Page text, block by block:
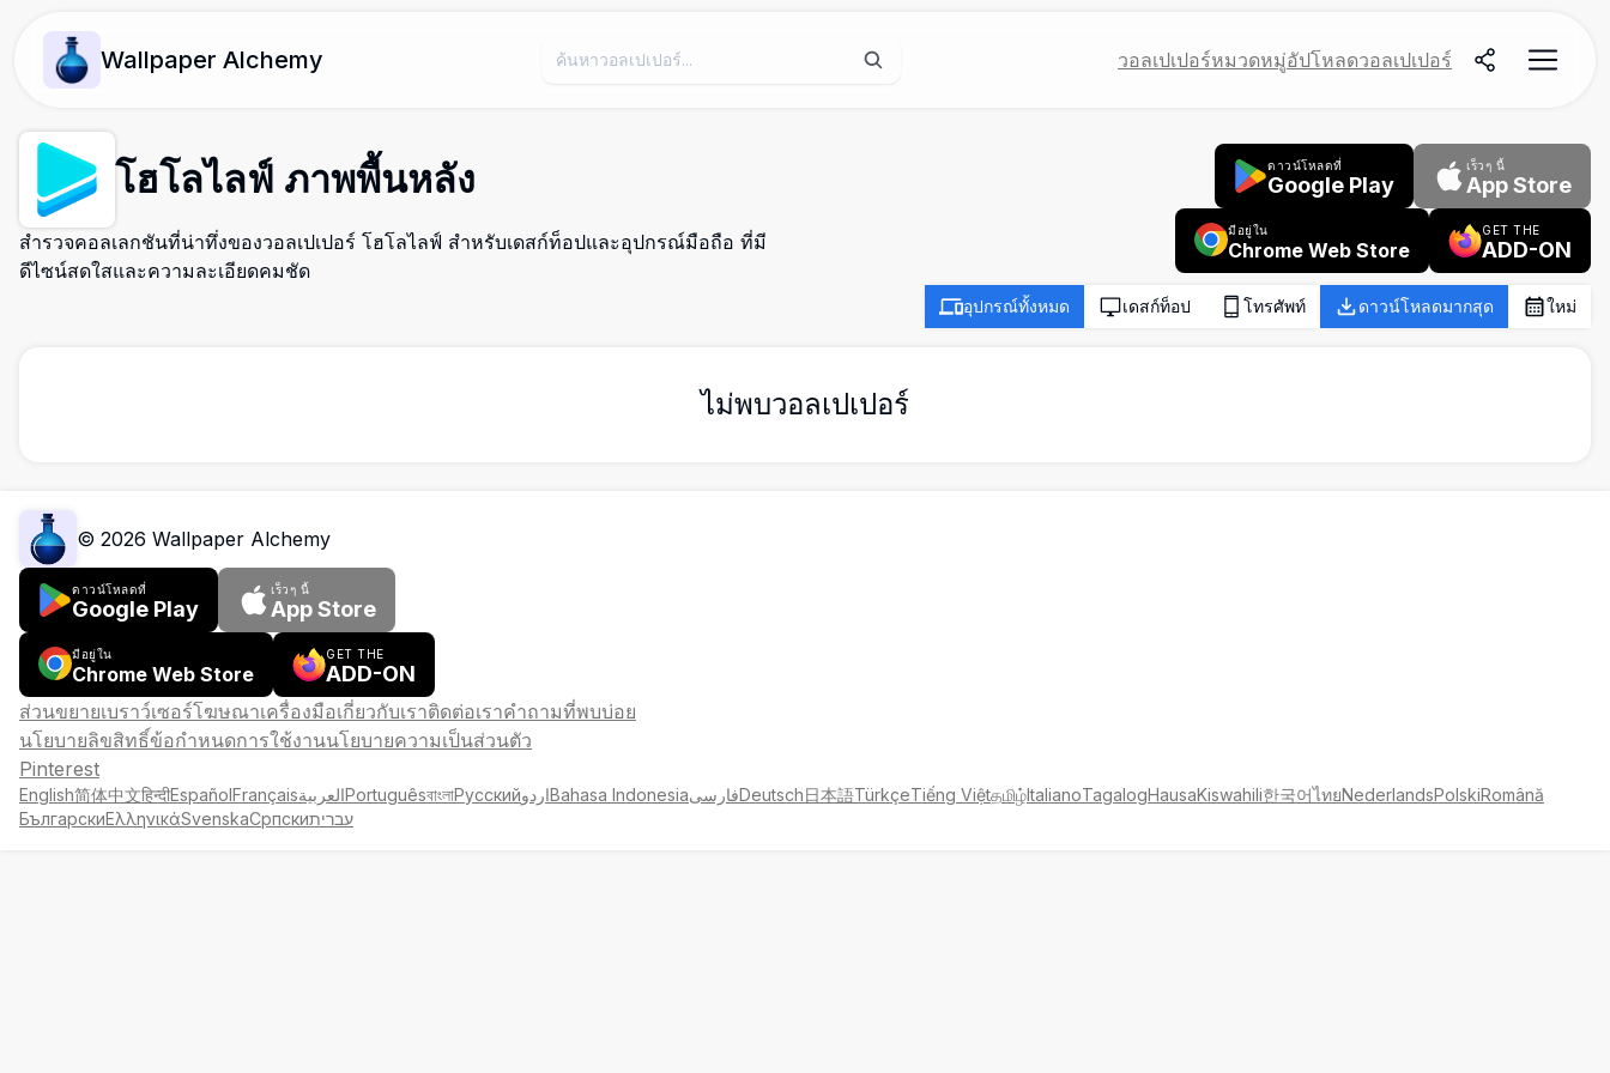
Wallpaper Alchemy วอลเปเปอร์หมวดหมู่อัปโหลดวอลเปเปอร์
โฮโลไลฟ์ ภาพพื้นหลัง
สำรวจคอลเลกชันที่น่าทึ่งของวอลเปเปอร์ โฮโลไลฟ์ สำหรับเดสก์ท็อปและอุปกรณ์มือถือ ที่มี
ดีไซน์สดใสและความละเอียดคมชัด
ดาวน์โหลดที่
Google Play
เร็วๆ นี้
App Store
มีอยู่ใน
Chrome Web Store
GET THE
ADD-ON
อุปกรณ์ทั้งหมด เดสก์ท็อป โทรศัพท์ ดาวน์โหลดมากสุด ใหม่
ไม่พบวอลเปเปอร์
© 2026 Wallpaper Alchemy
ดาวน์โหลดที่
Google Play
เร็วๆ นี้
App Store
มีอยู่ใน
Chrome Web Store
GET THE
ADD-ON
ส่วนขยายเบราว์เซอร์โฆษณาเครื่องมือเกี่ยวกับเราติดต่อเราคำถามที่พบบ่อย
นโยบายลิขสิทธิ์ข้อกำหนดการใช้งานนโยบายความเป็นส่วนตัว
Pinterest
English简体中文हिन्दीEspañolFrançaisالعربيةPortuguêsবাংলাРусскийاردوBahasa IndonesiaفارسیDeutsch日本語TürkçeTiếng Việtதமிழ்ItalianoTagalogHausaKiswahili한국어ไทยNederlandsPolskiRomână
БългарскиΕλληνικάSvenskaСрпскиעברית